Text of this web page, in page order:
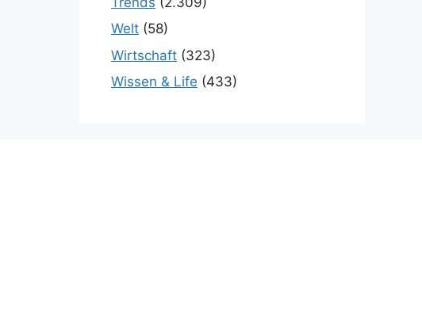
Welt (58)
Wirtschaft (323)
Wissen & Life (433)